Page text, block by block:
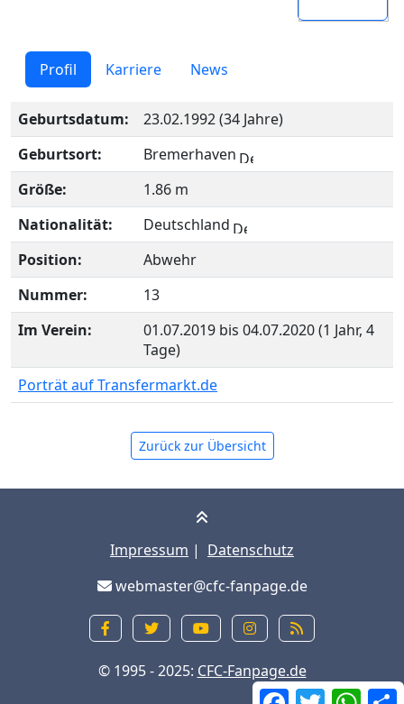
Facebook
Twitter
Profil Karriere News
Geburtsdatum:
23.02.1992 (34 Jahre)
Geburtsort:
Bremerhaven
Größe:
1.86 m
Nationalität:
Deutschland
Position:
Abwehr
Nummer:
13
Im Verein:
01.07.2019 bis 04.07.2020 (1 Jahr, 4
Tage)
Porträt auf Transfermarkt.de
Zurück zur Übersicht
Impressum | Datenschutz
webmaster@cfc-fanpage.de
© 1995 - 2025: CFC-Fanpage.de